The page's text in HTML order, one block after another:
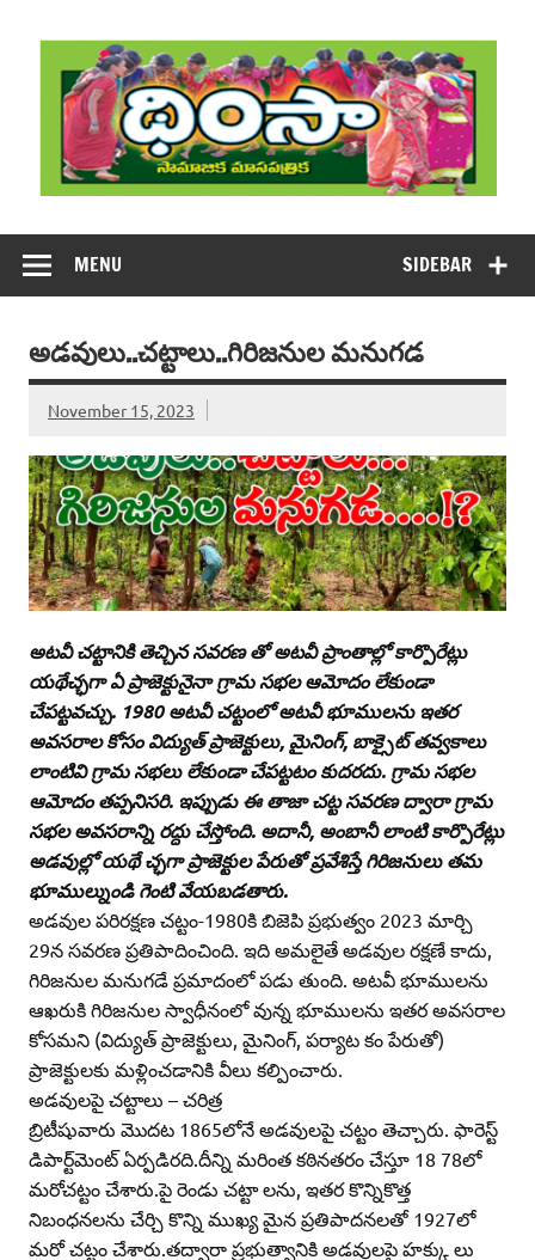
content
DHIMSA
SIDEBAR
MENU
అడవులు..చట్టాలు..గిరిజనుల మనుగడ
November 15, 2023
అటవీ చట్టానికి తెచ్చిన సవరణ తో అటవీ ప్రాంతాల్లో కార్పొరేట్లు
యథేచ్ఛగా ఏ ప్రాజెక్టునైనా గ్రామ సభల ఆమోదం లేకుండా
చేపట్టవచ్చు. 1980 అటవీ చట్టంలో అటవీ భూములను ఇతర
అవసరాల కోసం విద్యుత్‌ ప్రాజెక్టులు, మైనింగ్‌, బాక్సైట్‌ తవ్వకాలు
లాంటివి గ్రామ సభలు లేకుండా చేపట్టటం కుదరదు. గ్రామ సభల
ఆమోదం తప్పనిసరి. ఇప్పుడు ఈ తాజా చట్ట సవరణ ద్వారా గ్రామ
సభల అవసరాన్ని రద్దు చేస్తోంది. అదానీ, అంబానీ లాంటి కార్పొరేట్లు
అడవుల్లో యథే చ్ఛగా ప్రాజెక్టుల పేరుతో ప్రవేశిస్తే గిరిజనులు తమ
భూముల్నుండి గెంటి వేయబడతారు.
అడవుల పరిరక్షణ చట్టం-1980కి బిజెపి ప్రభుత్వం 2023 మార్చి
29న సవరణ ప్రతిపాదించింది. ఇది అమలైతే అడవుల రక్షణే కాదు,
గిరిజనుల మనుగడే ప్రమాదంలో పడు తుంది. అటవీ భూములను
ఆఖరుకి గిరిజనుల స్వాధీనంలో వున్న భూములను ఇతర అవసరాల
కోసమని (విద్యుత్‌ ప్రాజెక్టులు, మైనింగ్‌, పర్యాట కం పేరుతో)
ప్రాజెక్టులకు మళ్లించడానికి వీలు కల్పించారు.
అడవులపై చట్టాలు – చరిత్ర
బ్రిటీషువారు మొదట 1865లోనే అడవులపై చట్టం తెచ్చారు. ఫారెస్ట్‌
డిపార్ట్‌మెంట్‌ ఏర్పడిరది.దీన్ని మరింత కఠినతరం చేస్తూ 18 78లో
మరోచట్టం చేశారు.పై రెండు చట్టా లను, ఇతర కొన్నికొత్త
నిబంధనలను చేర్చి కొన్ని ముఖ్య మైన ప్రతిపాదనలతో 1927లో
మరో చట్టం చేశారు.తద్వారా ప్రభుత్వానికి అడవులపై హక్కు లు